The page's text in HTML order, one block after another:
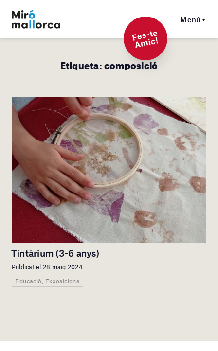
Menú
F
es-t
e
A
mi
c!
Etiqueta:composició
Tintàrium (3-6 anys)
Publicat el 28 maig 2024
Educació, Exposicions